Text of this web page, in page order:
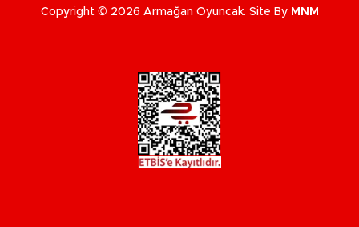
Copyright © 2026 Armağan Oyuncak. Site By MNM